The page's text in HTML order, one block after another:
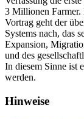
3 Millionen
Vortrag geht der
Systems nach, das
Expansion,
und des
In diesem Sinne ist
werden.
Hinweise